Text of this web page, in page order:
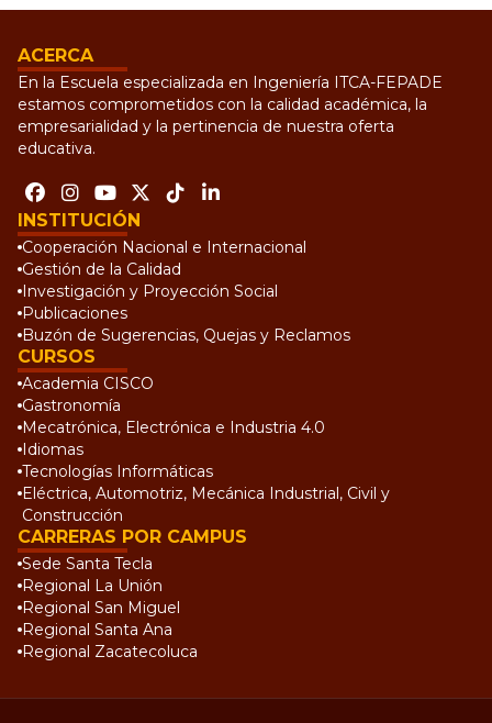
ACERCA
En la Escuela especializada en Ingeniería ITCA-FEPADE
estamos comprometidos con la calidad académica, la
empresarialidad y la pertinencia de nuestra oferta
educativa.
INSTITUCIÓN
Cooperación Nacional e Internacional
Gestión de la Calidad
Investigación y Proyección Social
Publicaciones
Buzón de Sugerencias, Quejas y Reclamos
CURSOS
Academia CISCO
Gastronomía
Mecatrónica, Electrónica e Industria 4.0
Idiomas
Tecnologías Informáticas
Eléctrica, Automotriz, Mecánica Industrial, Civil y
Construcción
CARRERAS POR CAMPUS
Sede Santa Tecla
Regional La Unión
Regional San Miguel
Regional Santa Ana
Regional Zacatecoluca